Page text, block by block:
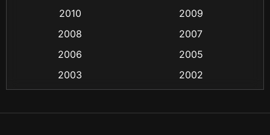
Coming-of-age ชีวิตวัยรุ่น (13)
Crime อาชญากรรม (48)
Cult Film(4)
2010
2009
2008
2007
2006
2005
2003
2002
1998
1997